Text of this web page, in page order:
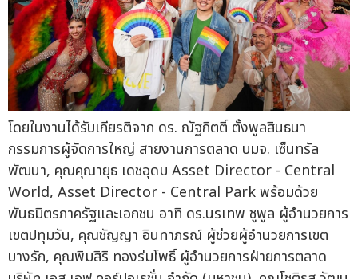
โดยในงานได้รับเกียรติจาก ดร. ณัฐกิตติ์ ตั้งพูลสินธนา
กรรมการผู้จัดการใหญ่ สายงานการตลาด บมจ. เซ็นทรัล
พัฒนา, คุณคุณายุธ เดชอุดม Asset Director - Central
World, Asset Director - Central Park พร้อมด้วย
พันธมิตรภาครัฐและเอกชน อาทิ ดร.นรเทพ ชูพูล ผู้อำนวยการ
เขตปทุมวัน, คุณชัญญา อินทาภรณ์ ผู้ช่วยผู้อำนวยการเขต
บางรัก, คุณพิมสิริ ทองร่มโพธิ์ ผู้อำนวยการฝ่ายการตลาด